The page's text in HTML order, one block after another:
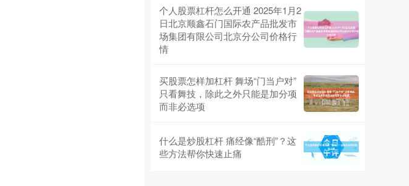
个人股票杠杆怎么开通 2025年1月2
日北京顺鑫石门国际农产品批发市
场集团有限公司北京分公司价格行
情
买股票怎样加杠杆 舞场“门当户对”
只看舞技，除此之外只能是加分项
而非必选项
什么是炒股杠杆 痛经像“酷刑”？这
些方法帮你快速止痛